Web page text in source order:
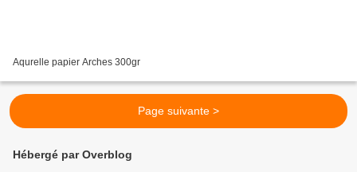
Aqurelle papier Arches 300gr
Page suivante >
Hébergé par Overblog